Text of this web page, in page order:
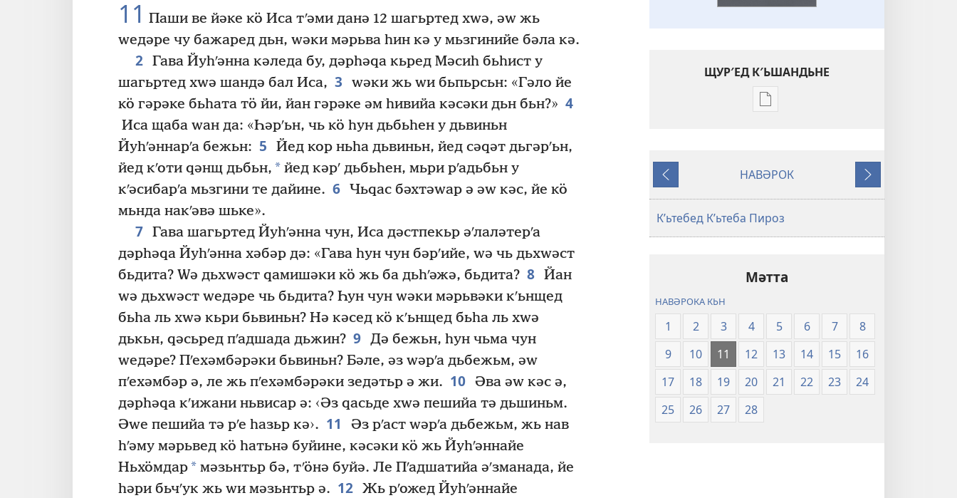
11 Паши ве йәке кӧ Иса тʹәми данә 12 шагьртед хԝә, әԝ жь
ԝедәре чу бажаред дьн, ԝәки мәрьва һин кә у мьзгинийе бәла кә.
2 Гава Йуһʹәнна кәледа бу, дәрһәԛа кьред Мәсиһ бьһист у
шагьртед хԝә шандә бал Иса, 3
ԝәки жь ԝи бьпьрсьн: «Гәло йе
кӧ гәрәке бьһата тӧ йи, йан гәрәке әм һивийа кәсәки дьн бьн?» 4
Иса щаба ԝан да: «Һәрʹьн, чь кӧ һун дьбьһен у дьвиньн
Йуһʹәннарʹа бежьн: 5
Йед кор ньһа дьвиньн, йед сәԛәт дьгәрʹьн,
йед кʹоти ԛәнщ дьбьн, * йед кәрʹ дьбьһен, мьри рʹадьбьн у
кʹәсибарʹа мьзгини те дайине. 6 Чьԛас бәхтәԝар ә әԝ кәс, йе кӧ
мьнда накʹәвә шьке».
7 Гава шагьртед Йуһʹәнна чун, Иса дәстпекьр әʹлаләтерʹа
дәрһәԛа Йуһʹәнна хәбәр дә: «Гава һун чун бәрʹийе, ԝә чь дьхԝәст
бьдита? Ԝә дьхԝәст ԛамишәки кӧ жь ба дьһʹәжә, бьдита? 8 Йан
ԝә дьхԝәст ԝедәре чь бьдита? Һун чун ԝәки мәрьвәки кʹьнщед
бьһа ль хԝә кьри бьвиньн? Нә кәсед кӧ кʹьнщед бьһа ль хԝә
дькьн, ԛәсьред пʹадшада дьжин? 9 Дә бежьн, һун чьма чун
ԝедәре? Пʹехәмбәрәки бьвиньн? Бәле, әз ԝәрʹа дьбежьм, әԝ
пʹехәмбәр ә, ле жь пʹехәмбәрәки зедәтьр ә жи. 10 Әва әԝ кәс ә,
дәрһәԛа кʹижани ньвисар ә: ‹Әз ԛасьде хԝә пешийа тә дьшиньм.
Әԝе пешийа тә рʹе һазьр кә›. 11
Әз рʹаст ԝәрʹа дьбежьм, жь нав
һʹәму мәрьвед кӧ һатьнә буйине, кәсәки кӧ жь Йуһʹәннайе
Ньхӧмдар* мәзьнтьр бә, тʹӧнә буйә. Ле Пʹадшатийа әʹзманада, йе
һәри бьчʹук жь ԝи мәзьнтьр ә. 12 Жь рʹожед Йуһʹәннайе
ЩУР′ЕД К′ЬШАНДЬНЕ
Щур′ед
Кʹьтеба
«Дьнйа
Пешийа
Ве
НАВӘРОК
Йа
Дьн
Кʹьтебед Кʹьтеба Пироз
Мәтта
НАВӘРОКА КЬН
1 2 3 4 5 6 7
8
9
10 11 12 13 14 15
16
17
18 19 20 21 22 23
24
25
26 27 28